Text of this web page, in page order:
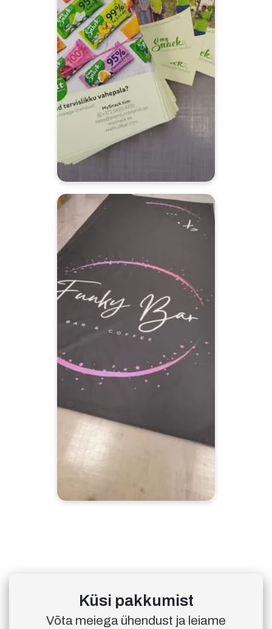
Küsi pakkumist
Võta meiega ühendust ja leiame